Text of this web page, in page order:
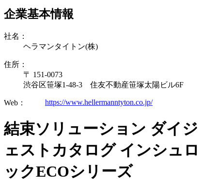
企業基本情報
社名：
ヘラマンタイトン(株)
住所：
〒 151-0073
渋谷区笹塚1-48-3 住友不動産笹塚太陽ビル6F
Web： https://www.hellermanntyton.co.jp/
結束ソリューション ダイジ
ェストカタログ インシュロ
ックECOシリーズ